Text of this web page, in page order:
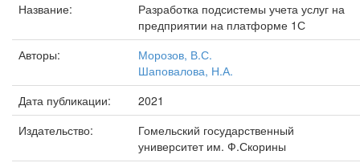
Название:
Разработка подсистемы учета услуг на
предприятии на платформе 1С
Авторы:
Морозов, В.С.
Шаповалова, Н.А.
Дата публикации:
2021
Издательство:
Гомельский государственный
университет им. Ф.Скорины